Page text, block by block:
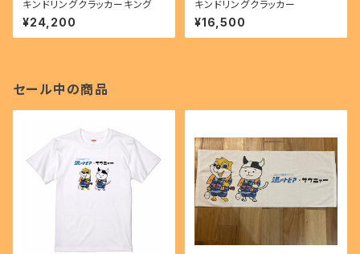
キンドリングクラッカーキング
¥24,200
キンドリングクラッカー
¥16,500
セール中の商品